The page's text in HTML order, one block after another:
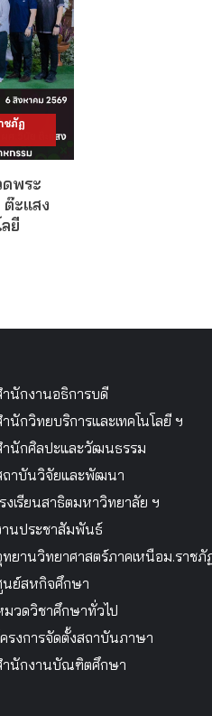
ชภัฏ
ดพระ
ะแสง
ยี
นักงานอธิการบดี
นักวิทยบริการและเทคโนโลยี ฯ
ำนักศิลปะและวัฒนธรรม
ถาบันวิจัยและพัฒนา
งเรียนสาธิตมหาวิทยาลัย ฯ
านประชาสัมพันธ์
ทยานวิทยาศาสตร์ภาคเหนือม.ราชภั
นย์สหกิจศึกษา
วดวิชาศึกษาทั่วไป
รงการจัดตั้งสถาบันภาษา
ำนักงานบัณฑิตศึกษา